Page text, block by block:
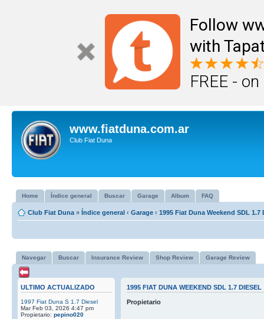
Follow
with
FREE -
www.fiatduna.com.ar
Club Fiat Duna
Home Índice general Buscar Garage Album FAQ
Club Fiat Duna » Índice general ‹ Garage ‹ 1995 Fiat Duna Weekend SDL 1.7
Navegar Buscar Insurance Review Shop Review Garage Review
ULTIMO ACTUALIZADO
1997 Fiat Duna S 1.7 Diesel
Mar Feb 03, 2026 4:47 pm
Propietario: pepino020
1995 FIAT DUNA WEEKEND SDL 1.7 DIESEL
Propietario